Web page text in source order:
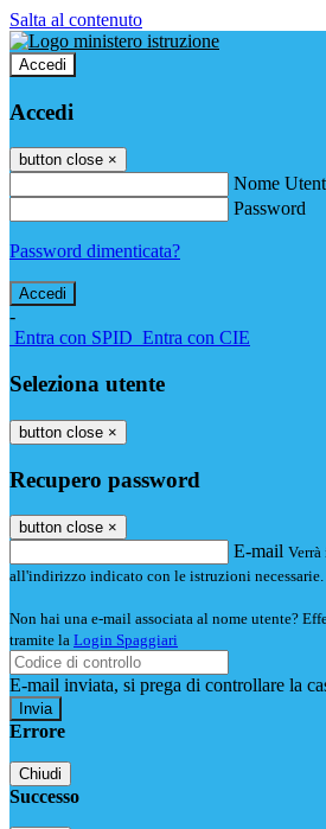
Salta al contenuto
Accedi
Accedi
button close ×
Nome
Password
Password dimenticata?
-
Entra con SPID Entra con CIE
Seleziona utente
button close ×
Recupero password
button close ×
E-mail
all'indirizzo indicato con le istruzioni necessarie.
Non hai una e-mail associata al nome utente?
tramite la Login Spaggiari
E-mail inviata, si prega di controllare la
Errore
Chiudi
Successo